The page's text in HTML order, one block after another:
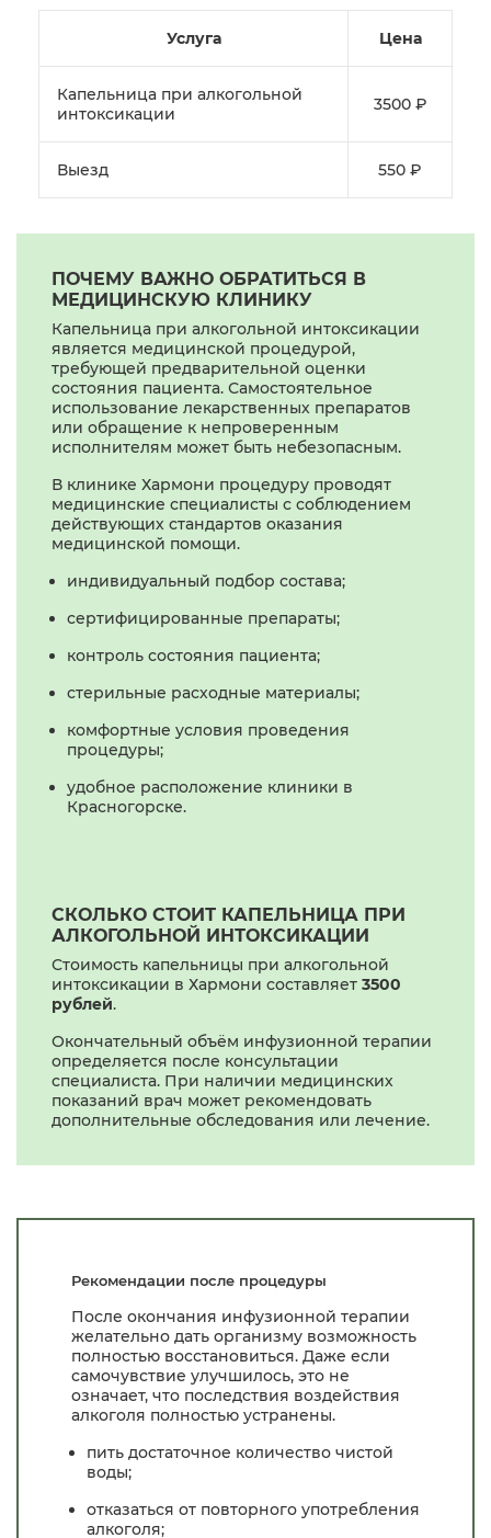
Услуга Цена
Капельница при алкогольной
интоксикации
3500 ₽
Выезд 550 ₽
ПОЧЕМУ ВАЖНО ОБРАТИТЬСЯ В
МЕДИЦИНСКУЮ КЛИНИКУ
Капельница при алкогольной интоксикации
является медицинской процедурой,
требующей предварительной оценки
состояния пациента. Самостоятельное
использование лекарственных препаратов
или обращение к непроверенным
исполнителям может быть небезопасным.
В клинике Хармони процедуру проводят
медицинские специалисты с соблюдением
действующих стандартов оказания
медицинской помощи.
индивидуальный подбор состава;
сертифицированные препараты;
контроль состояния пациента;
стерильные расходные материалы;
комфортные условия проведения
процедуры;
удобное расположение клиники в
Красногорске.
СКОЛЬКО СТОИТ КАПЕЛЬНИЦА ПРИ
АЛКОГОЛЬНОЙ ИНТОКСИКАЦИИ
Стоимость капельницы при алкогольной
интоксикации в Хармони составляет 3500
рублей.
Окончательный объём инфузионной терапии
определяется после консультации
специалиста. При наличии медицинских
показаний врач может рекомендовать
дополнительные обследования или лечение.
Рекомендации после процедуры
После окончания инфузионной терапии
желательно дать организму возможность
полностью восстановиться. Даже если
самочувствие улучшилось, это не
означает, что последствия воздействия
алкоголя полностью устранены.
пить достаточное количество чистой
воды;
отказаться от повторного употребления
алкоголя;